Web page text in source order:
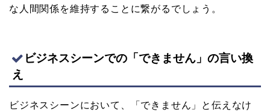
な人間関係を維持することに繋がるでしょう。
ビジネスシーンでの「できません」の言い換
え
ビジネスシーンにおいて、「できません」と伝えなけ